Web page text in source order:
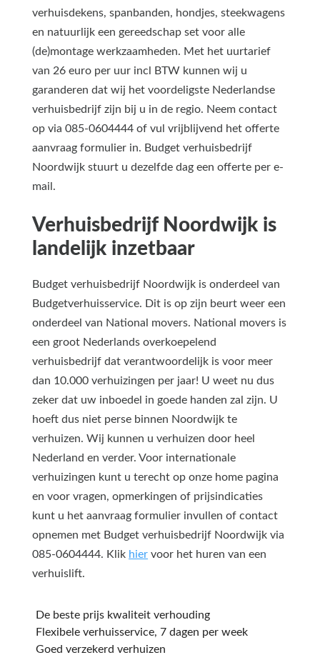
verhuisdekens, spanbanden, hondjes, steekwagens
en natuurlijk een gereedschap set voor alle
(de)montage werkzaamheden. Met het uurtarief
van 26 euro per uur incl BTW kunnen wij u
garanderen dat wij het voordeligste Nederlandse
verhuisbedrijf zijn bij u in de regio. Neem contact
op via 085-0604444 of vul vrijblijvend het offerte
aanvraag formulier in. Budget verhuisbedrijf
Noordwijk stuurt u dezelfde dag een offerte per e-
mail.
Verhuisbedrijf Noordwijk is
landelijk inzetbaar
Budget verhuisbedrijf Noordwijk is onderdeel van
Budgetverhuisservice. Dit is op zijn beurt weer een
onderdeel van National movers. National movers is
een groot Nederlands overkoepelend
verhuisbedrijf dat verantwoordelijk is voor meer
dan 10.000 verhuizingen per jaar! U weet nu dus
zeker dat uw inboedel in goede handen zal zijn. U
hoeft dus niet perse binnen Noordwijk te
verhuizen. Wij kunnen u verhuizen door heel
Nederland en verder. Voor internationale
verhuizingen kunt u terecht op onze home pagina
en voor vragen, opmerkingen of prijsindicaties
kunt u het aanvraag formulier invullen of contact
opnemen met Budget verhuisbedrijf Noordwijk via
085-0604444. Klik hier voor het huren van een
verhuislift.
De beste prijs kwaliteit verhouding
Flexibele verhuisservice, 7 dagen per week
Goed verzekerd verhuizen